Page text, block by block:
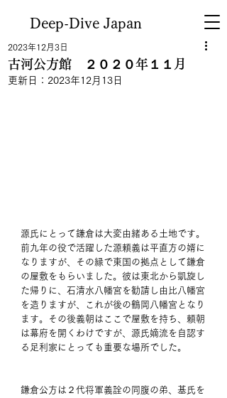
Deep-Dive Japan
古河公方館 ２０２０年１１月
2023年12月3日
更新日： 2023年12月13日
源氏にとって鎌倉は大変由緒ある土地です。
前九年の役で活躍した源頼義は平直方の婿に
なりますが、その縁で東国の拠点として鎌倉
の屋敷をもらいました。彼は東北から凱旋し
た帰りに、石清水八幡宮を勧請し由比八幡宮
を造りますが、これが後の鶴岡八幡宮となり
ます。その後義朝はここで屋敷を持ち、頼朝
は幕府を開くわけですが、源氏嫡流を自認す
る足利家にとっても重要な場所でした。
鎌倉公方は２代将軍義詮の同腹の弟、基氏を